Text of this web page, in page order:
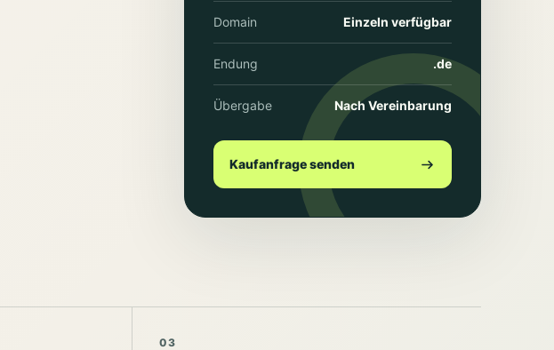
Domain Einzeln verfügbar
Endung .de
Übergabe Nach Vereinbarung
Kaufanfrage senden
03